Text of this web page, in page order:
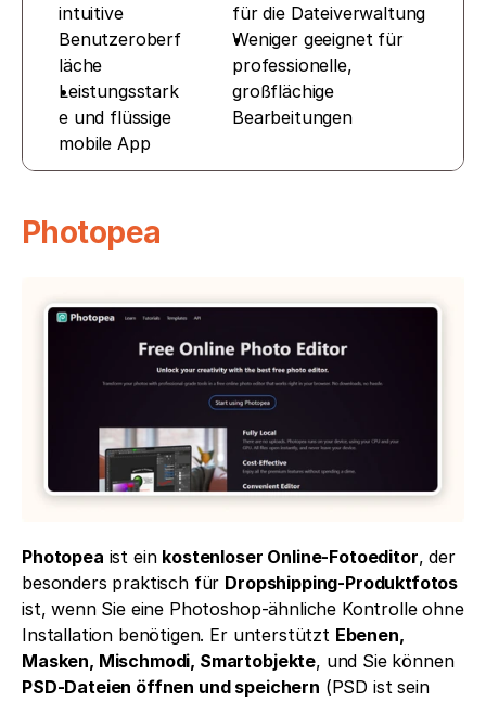
intuitive
Benutzeroberf
läche
Leistungsstark
e und flüssige
mobile App
für die Dateiverwaltung
Weniger geeignet für
professionelle,
großflächige
Bearbeitungen
Photopea
Photopea ist ein kostenloser Online-Fotoeditor, der
besonders praktisch für Dropshipping-Produktfotos
ist, wenn Sie eine Photoshop-ähnliche Kontrolle ohne
Installation benötigen. Er unterstützt Ebenen,
Masken, Mischmodi, Smartobjekte
, und Sie können
PSD-Dateien öffnen und speichern (PSD ist sein